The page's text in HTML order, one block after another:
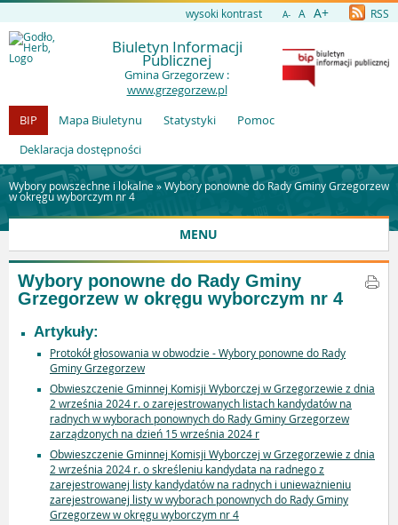
wysoki kontrast A- A A+ RSS
Biuletyn Informacji
Publicznej
Gmina Grzegorzew :
www.grzegorzew.pl
BIP
Mapa Biuletynu Statystyki
Pomoc
Deklaracja dostępności
Wybory powszechne i lokalne »Wybory ponowne do Rady Gminy Grzegorzew
w okręgu wyborczym nr 4
MENU
Wybory ponowne do Rady Gminy
Grzegorzew w okręgu wyborczym nr 4
Artykuły:
Protokół głosowania w obwodzie - Wybory ponowne do Rady
Gminy Grzegorzew
Obwieszczenie Gminnej Komisji Wyborczej w Grzegorzewie z dnia
2 września 2024 r. o zarejestrowanych listach kandydatów na
radnych w wyborach ponownych do Rady Gminy Grzegorzew
zarządzonych na dzień 15 września 2024 r
Obwieszczenie Gminnej Komisji Wyborczej w Grzegorzewie z dnia
2 września 2024 r. o skreśleniu kandydata na radnego z
zarejestrowanej listy kandydatów na radnych i unieważnieniu
zarejestrowanej listy w wyborach ponownych do Rady Gminy
Grzegorzew w okręgu wyborczym nr 4